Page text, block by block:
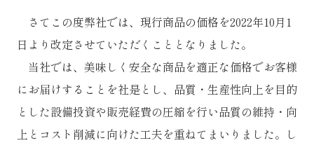
さてこの度弊社では、現行商品の価格を2022年10月1
日より改定させていただくこととなりました。
当社では、美味しく安全な商品を適正な価格でお客様
にお届けすることを社是とし、品質・生産性向上を目的
とした設備投資や販売経費の圧縮を行い品質の維持・向
上とコスト削減に向けた工夫を重ねてまいりました。し